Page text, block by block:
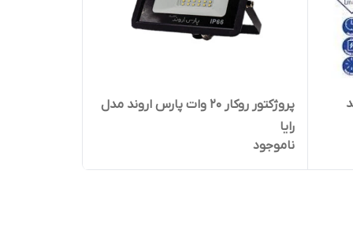
پروژکتور روکار 20 وات پارس اروند مدل
رایا
ناموجود